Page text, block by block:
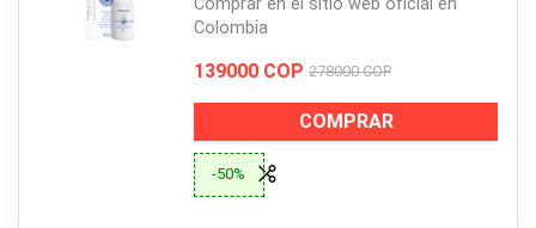
Colombia
139000 COP 278000 COP
COMPRAR
-50%